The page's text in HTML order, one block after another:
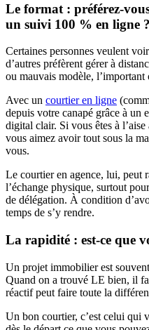
Le format : préférez-
un suivi 100 % en ligne ?
Certaines personnes veulent
d’autres préfèrent gérer à
ou mauvais modèle, l’important
Avec un courtier en ligne
depuis votre canapé grâce à un
digital clair. Si vous êtes à
vous aimez avoir tout sous la
vous.
Le courtier en agence, lui, peut
l’échange physique, surtout
de délégation. À condition
temps de s’y rendre.
La rapidité : est-ce que
Un projet immobilier est
Quand on a trouvé LE bien, il
réactif peut faire toute la
Un bon courtier, c’est celui qui